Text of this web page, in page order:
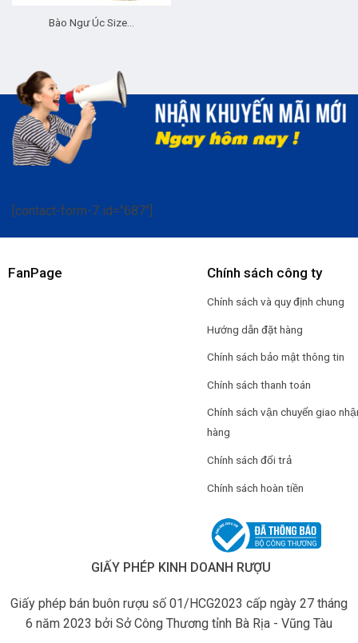
Bào Ngư Úc Size…
[contact-form-7 id="687"]
FanPage Chính sách công ty
Chính sách và quy định chung
Hướng dẫn đặt hàng
Chính sách bảo mật thông tin
Chính sách thanh toán
Chính sách vận chuyển giao
hàng
Chính sách đổi trả
Chính sách hoàn tiền
GIẤY PHÉP KINH DOANH RƯỢU
Giấy phép bán buôn rượu số 01/HCG2023 cấp ngày 27 tháng
6 năm 2023 bởi Sở Công Thương tỉnh Bà Rịa - Vũng Tàu